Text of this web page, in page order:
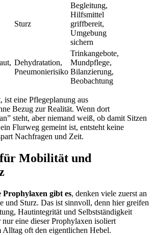
Sturz
Begleitung,
Hilfsmittel
griffbereit,
Umgebung
sichern
Dehydratation,
Pneumonierisiko
Trinkangebote,
Mundpflege,
Bilanzierung,
Beobachtung
ist eine Pflegeplanung aus
Bezug zur Realität. Wenn dort
steht, aber niemand weiß, ob damit Sitzen
Flurweg gemeint ist, entsteht keine
Nachfragen und Zeit.
Mobilität und
Prophylaxen gibt es, denken viele zuerst an
und Sturz. Das ist sinnvoll, denn hier greifen
Hautintegrität und Selbstständigkeit
eine dieser Prophylaxen isoliert
Alltag oft den eigentlichen Hebel.